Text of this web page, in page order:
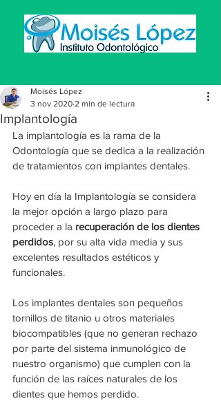
Implantología
Moisés López
3 nov 2020 2 min de lectura
La implantología es la rama de la
Odontología que se dedica a la realización
de tratamientos con implantes dentales.
Hoy en día la Implantología se considera
la mejor opción a largo plazo para
proceder a la recuperación de los dientes
perdidos, por su alta vida media y sus
excelentes resultados estéticos y
funcionales.
Los implantes dentales son pequeños
tornillos de titanio u otros materiales
biocompatibles (que no generan rechazo
por parte del sistema inmunológico de
nuestro organismo) que cumplen con la
función de las raíces naturales de los
dientes que hemos perdido.